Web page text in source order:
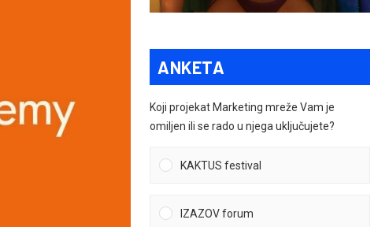
ANKETA
Koji projekat Marketing mreže Vam je
omiljen ili se rado u njega uključujete?
KAKTUS festival
IZAZOV forum